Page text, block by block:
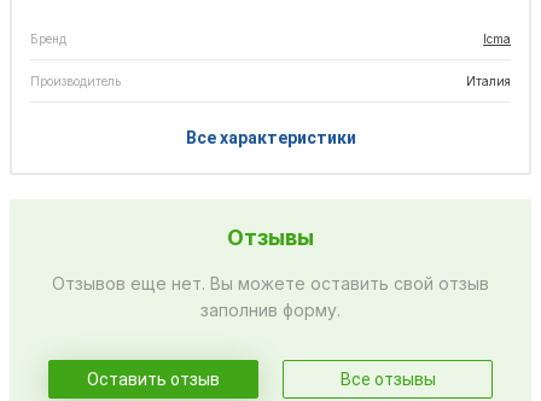
Бренд Icma
Производитель Италия
Все характеристики
Отзывы
Отзывов еще нет. Вы можете оставить свой отзыв
заполнив форму.
Оставить отзыв Все отзывы